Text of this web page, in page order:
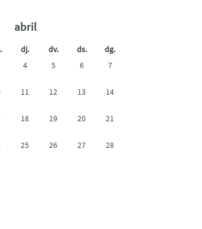
abril
dj. dv. ds.
dg.
4 5 6 7
11 12 13 14
18 19 20 21
25 26 27 28